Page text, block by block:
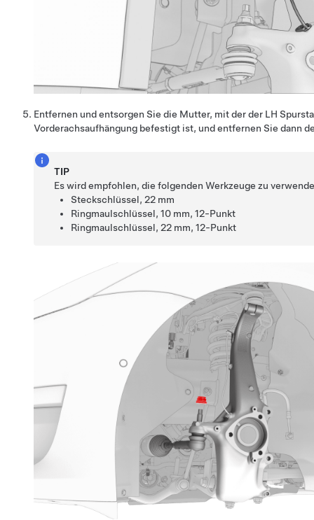
Entfernen und entsorgen Sie die Mutter, mit der der LH
Vorderachsaufhängung befestigt ist, und entfernen Sie dann
TIP
Es wird empfohlen, die folgenden Werkzeuge zu
Steckschlüssel, 22 mm
Ringmaulschlüssel, 10 mm, 12-Punkt
Ringmaulschlüssel, 22 mm, 12-Punkt